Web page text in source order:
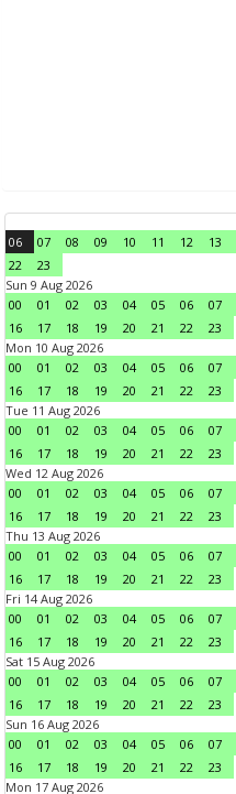
06 07 08 09 10 11 12 13
22
23
Sun 9 Aug 2026
00
01 02 03 04 05 06 07
16
17 18 19 20 21 22
23
Mon 10 Aug 2026
00
01 02 03 04 05 06 07
16
17 18 19 20 21 22
23
Tue 11 Aug 2026
00
01 02 03 04 05 06 07
16
17 18 19 20 21 22
23
Wed 12 Aug 2026
00
01 02 03 04 05 06 07
16
17 18 19 20 21 22
23
Thu 13 Aug 2026
00
01 02 03 04 05 06 07
16
17 18 19 20 21 22
23
Fri 14 Aug 2026
00
01 02 03 04 05 06 07
16
17 18 19 20 21 22
23
Sat 15 Aug 2026
00
01 02 03 04 05 06 07
16
17 18 19 20 21 22
23
Sun 16 Aug 2026
00
01 02 03 04 05 06 07
16
17 18 19 20 21 22
23
Mon 17 Aug 2026